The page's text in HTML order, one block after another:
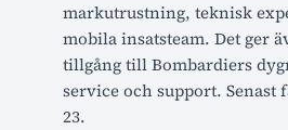
markutrustning, teknisk
mobila insatsteam. Det ger
tillgång till Bombardiers
service och support. Senast
23.